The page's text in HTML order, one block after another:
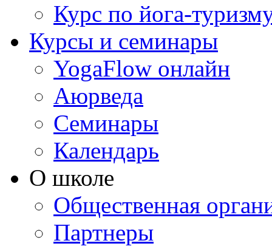
Курс по йога-
Курсы и семинары
YogaFlow онлайн
Аюрведа
Семинары
Календарь
О школе
Общественная
Партнеры